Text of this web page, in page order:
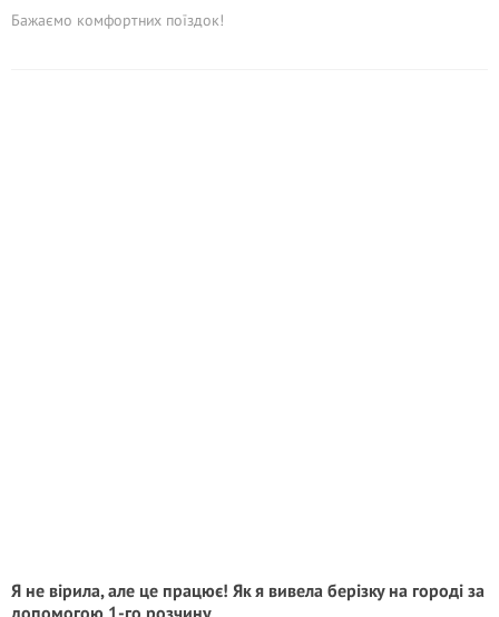
Бажаємо комфортних поїздок!
Я не вірила, але це працює! Як я вивела берізку на городі за
допомогою 1-го розчину